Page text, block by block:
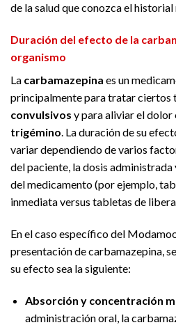
de la salud que conozca el
Duración del efecto de la
organismo
La carbamazepina es un
principalmente para tratar ciertos
convulsivos y para aliviar el dolor
trigémino. La duración de su
variar dependiendo de varios
del paciente, la dosis
del medicamento (por ejemplo,
inmediata versus tabletas de
En el caso específico del
presentación de carbamazepina,
su efecto sea la siguiente:
Absorción y concentración
administración oral, la